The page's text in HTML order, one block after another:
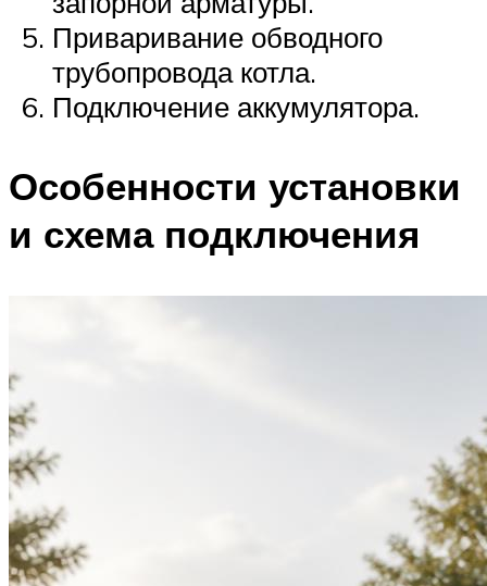
Приваривание обводного
трубопровода котла.
Подключение аккумулятора.
Особенности установки
и схема подключения